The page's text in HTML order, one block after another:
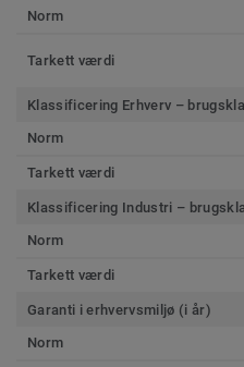
Norm
Tarkett værdi
Klassificering Erhverv –
Norm
Tarkett værdi
Klassificering Industri –
Norm
Tarkett værdi
Garanti i erhvervsmiljø (i år)
Norm